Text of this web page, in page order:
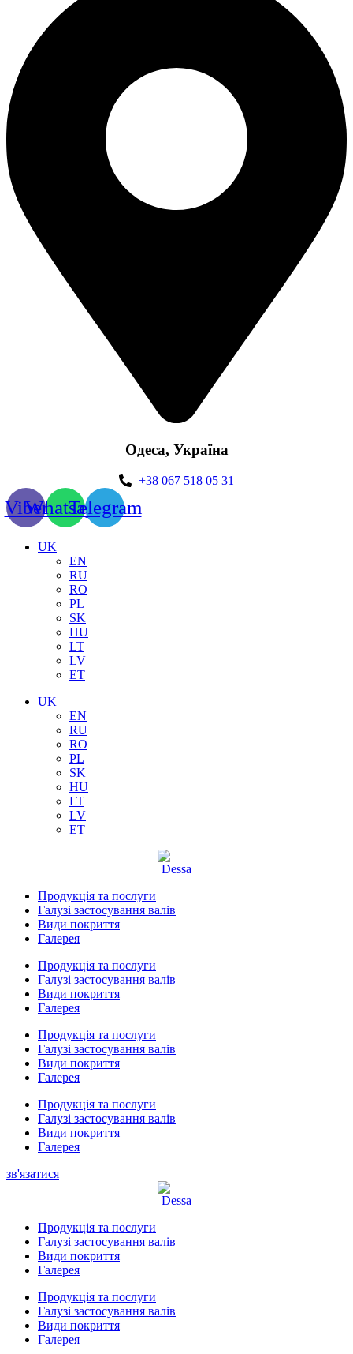
Одеса, Україна
+38 067 518 05 31
ViberWhatsappTelegram
UK
EN
RU
RO
PL
SK
HU
LT
LV
ET
UK
EN
RU
RO
PL
SK
HU
LT
LV
ET
Продукція та послуги
Галузі застосування валів
Види покриття
Галерея
Продукція та послуги
Галузі застосування валів
Види покриття
Галерея
Продукція та послуги
Галузі застосування валів
Види покриття
Галерея
Продукція та послуги
Галузі застосування валів
Види покриття
Галерея
зв'язатися
Продукція та послуги
Галузі застосування валів
Види покриття
Галерея
Продукція та послуги
Галузі застосування валів
Види покриття
Галерея